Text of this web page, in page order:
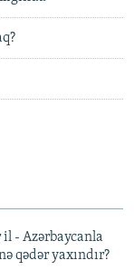
il - Azərbaycanla
qədər yaxındır?